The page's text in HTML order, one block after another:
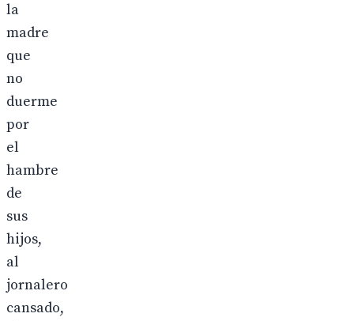
la
madre
que
no
duerme
por
el
hambre
de
sus
hijos,
al
jornalero
cansado,